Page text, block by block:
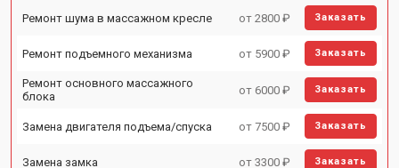
Ремонт шума в массажном кресле от 2800 ₽ Заказать
Ремонт подъемного механизма от 5900 ₽ Заказать
Ремонт основного массажного
блока
от 6000 ₽ Заказать
Замена двигателя подъема/спуска от 7500 ₽ Заказать
Замена замка от 3300 ₽ Заказать